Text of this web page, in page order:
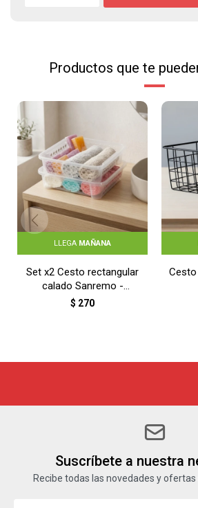
Productos que te
LLEGA MAÑANA
Set x2 Cesto rectangular
calado Sanremo -
TRANSPARENTE
$ 270
Suscríbete a nuestra
Recibe todas las novedades y ofertas